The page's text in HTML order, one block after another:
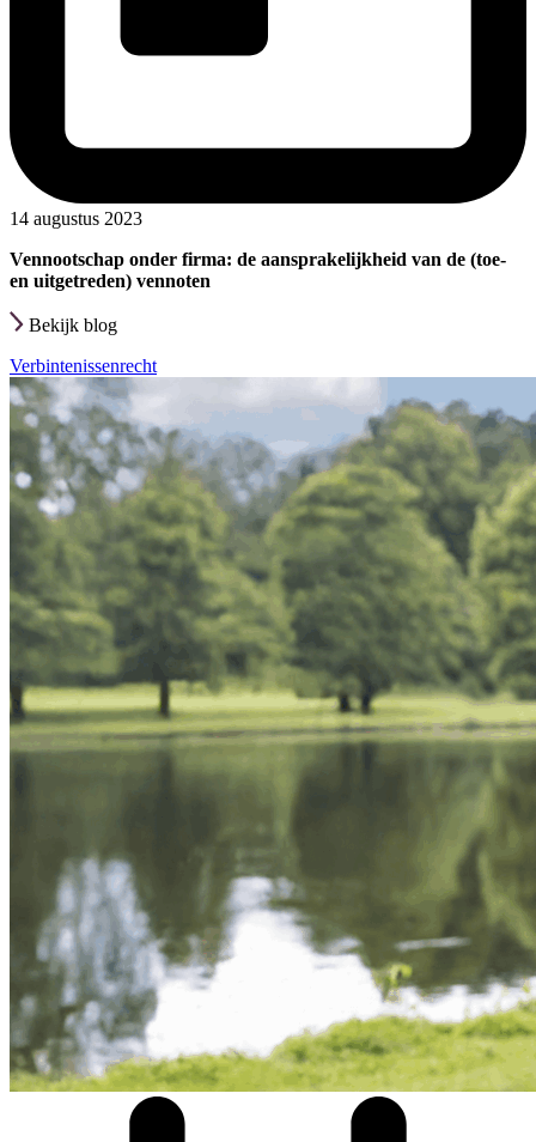
14 augustus 2023
Vennootschap onder firma: de aansprakelijkheid van de (toe-
en uitgetreden) vennoten
Bekijk blog
Verbintenissenrecht